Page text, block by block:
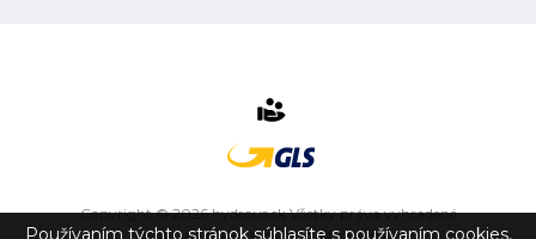
Copyright © 2026 hydrous.sk Všetky práva vyhradené
eshop na mieruvytvorilovibration.sk
Používaním týchto stránok súhlasíte s používaním cookies,